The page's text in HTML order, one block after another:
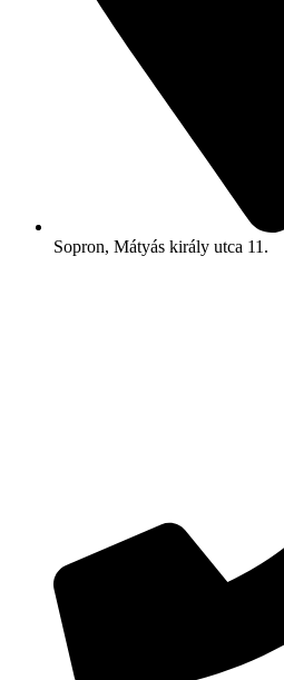
Sopron, Mátyás király utca 11.